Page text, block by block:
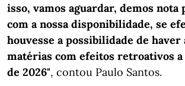
isso, vamos aguardar, demos nota
com a nossa disponibilidade, se
houvesse a possibilidade de haver
matérias com efeitos retroativos a
de 2026", contou Paulo Santos.